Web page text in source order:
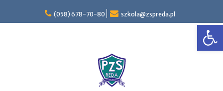
content
(058) 678-70-80 szkola@zspreda.pl